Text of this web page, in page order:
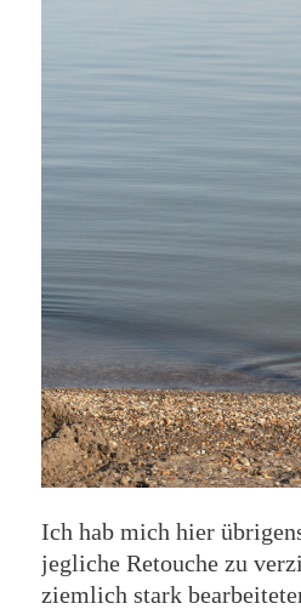
Ich hab mich hier
jegliche Retouche zu
ziemlich stark